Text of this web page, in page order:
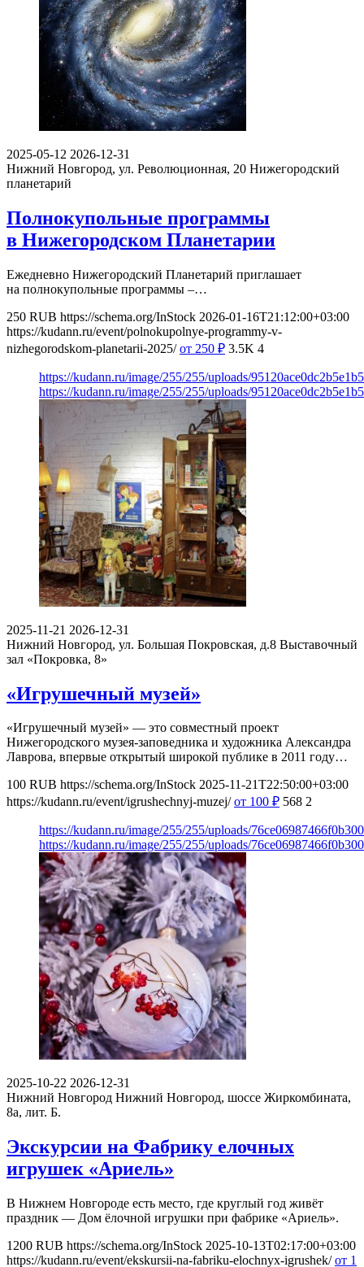
2025-05-12 2026-12-31
Нижний Новгород, ул. Революционная, 20 Нижегородский
планетарий
Полнокупольные программы
в Нижегородском Планетарии
Ежедневно Нижегородский Планетарий приглашает
на полнокупольные программы –…
250 RUB https://schema.org/InStock 2026-01-16T21:12:00+03:00
https://kudann.ru/event/polnokupolnye-programmy-v-
nizhegorodskom-planetarii-2025/ от 250 ₽ 3.5K 4
https://kudann.ru/image/255/255/uploads/
https://kudann.ru/image/255/255/uploads/
2025-11-21 2026-12-31
Нижний Новгород, ул. Большая Покровская, д.8 Выставочный
зал «Покровка, 8»
«Игрушечный музей»
«Игрушечный музей» — это совместный проект
Нижегородского музея-заповедника и художника Александра
Лаврова, впервые открытый широкой публике в 2011 году…
100 RUB https://schema.org/InStock 2025-11-21T22:50:00+03:00
https://kudann.ru/event/igrushechnyj-muzej/ от 100 ₽ 568 2
https://kudann.ru/image/255/255/uploads/
https://kudann.ru/image/255/255/uploads/
2025-10-22 2026-12-31
Нижний Новгород Нижний Новгород, шоссе Жиркомбината,
8а, лит. Б.
Экскурсии на Фабрику елочных
игрушек «Ариель»
В Нижнем Новгороде есть место, где круглый год живёт
праздник — Дом ёлочной игрушки при фабрике «Ариель».
1200 RUB https://schema.org/InStock 2025-10-13T02:17:00+03:00
https://kudann.ru/event/ekskursii-na-fabriku-elochnyx-igrushek/ от 1